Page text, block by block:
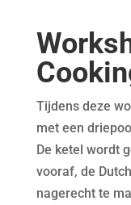
Tijdens deze
met een
De ketel wordt
vooraf, de
nagerecht te